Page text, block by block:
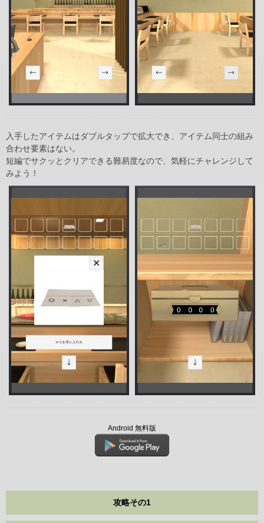
入手したアイテムはダブルタップで拡大でき、アイテム同士の組み
合わせ要素はない。
短編でサクッとクリアできる難易度なので、気軽にチャレンジして
みよう！
Android 無料版
攻略その1